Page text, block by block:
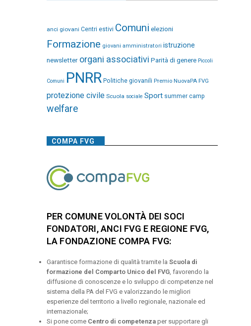
anci giovani Centri estivi Comuni elezioni
Formazione giovani amministratori istruzione
newsletter organi associativi Parità di genere Piccoli
Comuni PNRR Politiche giovanili Premio NuovaPA FVG
protezione civile Scuola sociale Sport summer camp
welfare
COMPA FVG
PER COMUNE VOLONTÀ DEI SOCI
FONDATORI, ANCI FVG E REGIONE FVG,
LA FONDAZIONE COMPA FVG:
Garantisce formazione di qualità tramite la Scuola di
formazione del Comparto Unico del FVG, favorendo la
diffusione di conoscenze e lo sviluppo di competenze nel
sistema della PA del FVG e valorizzando le migliori
esperienze del territorio a livello regionale, nazionale ed
internazionale;
Si pone come Centro di competenzaper supportare gli